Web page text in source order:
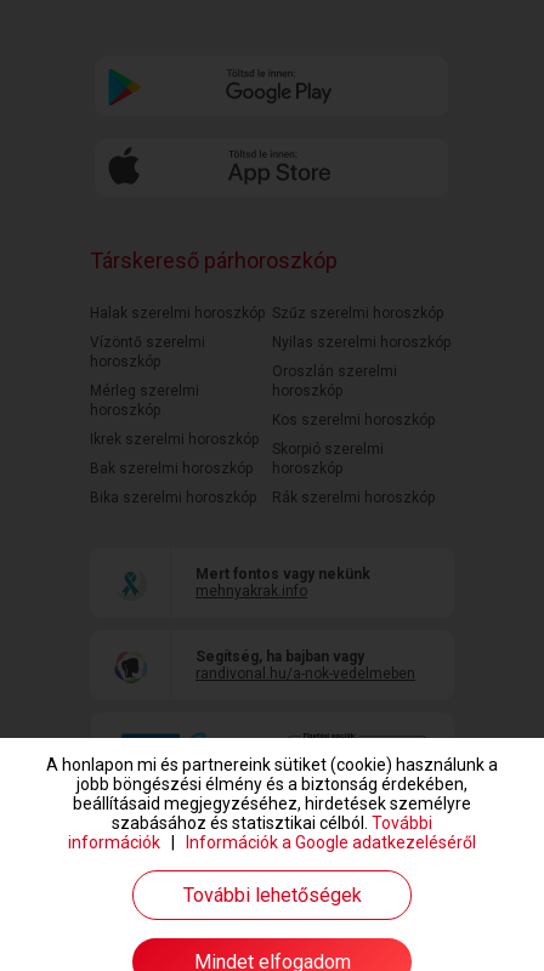
Társkereső párhoroszkóp
Halak szerelmi horoszkóp
Vízöntő szerelmi
horoszkóp
Mérleg szerelmi
horoszkóp
Ikrek szerelmi horoszkóp
Bak szerelmi horoszkóp
Bika szerelmi horoszkóp
Szűz szerelmi horoszkóp
Nyilas szerelmi horoszkóp
Oroszlán szerelmi
horoszkóp
Kos szerelmi horoszkóp
Skorpió szerelmi
horoszkóp
Rák szerelmi horoszkóp
Mert fontos vagy nekünk
mehnyakrak.info
Segítség, ha bajban vagy
randivonal.hu/a-nok-vedelmeben
www.randivonal.hu © Copyright 1999-2026 Dating Central Europe Zrt.
A honlapon mi és partnereink sütiket (cookie) használunk a
jobb böngészési élmény és a biztonság érdekében,
beállításaid megjegyzéséhez, hirdetések személyre
szabásához és statisztikai célból. További
információk
Információk a Google adatkezeléséről
További lehetőségek
Mindet elfogadom